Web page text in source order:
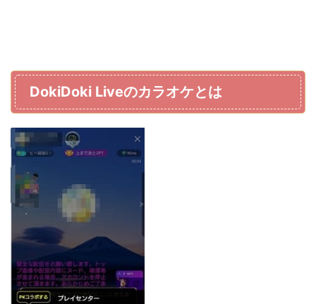
DokiDoki Liveのカラオケとは